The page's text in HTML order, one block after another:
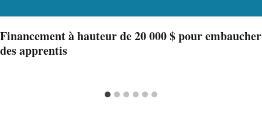
Financement à hauteur de 20 000 $ pour embaucher
des apprentis